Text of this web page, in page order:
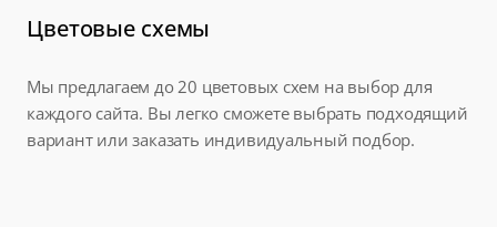
Цветовые схемы
Мы предлагаем до 20 цветовых схем на выбор для
каждого сайта. Вы легко сможете выбрать подходящий
вариант или заказать индивидуальный подбор.